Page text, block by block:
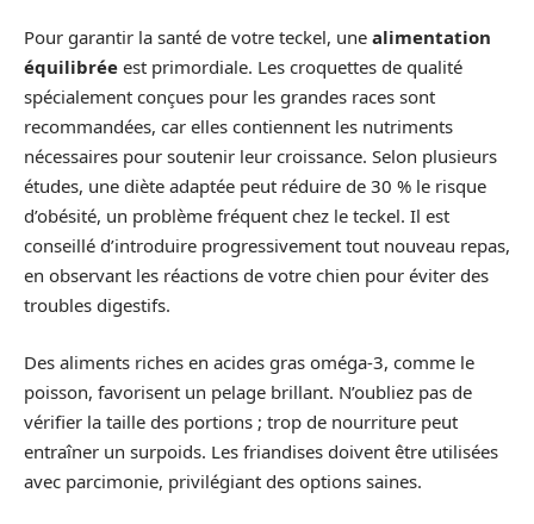
Pour garantir la santé de votre teckel, une alimentation
équilibrée est primordiale. Les croquettes de qualité
spécialement conçues pour les grandes races sont
recommandées, car elles contiennent les nutriments
nécessaires pour soutenir leur croissance. Selon plusieurs
études, une diète adaptée peut réduire de 30 % le risque
d’obésité, un problème fréquent chez le teckel. Il est
conseillé d’introduire progressivement tout nouveau repas,
en observant les réactions de votre chien pour éviter des
troubles digestifs.
Des aliments riches en acides gras oméga-3, comme le
poisson, favorisent un pelage brillant. N’oubliez pas de
vérifier la taille des portions ; trop de nourriture peut
entraîner un surpoids. Les friandises doivent être utilisées
avec parcimonie, privilégiant des options saines.